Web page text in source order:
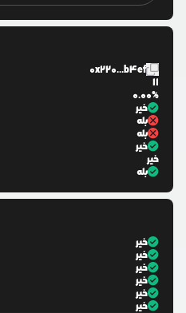
0x220...b4ef
11
0.00%
خیر
بله
بله
خیر
خیر
بله
خیر
خیر
خیر
خیر
خیر
خیر